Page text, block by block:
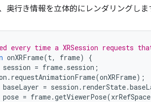
奥行き情報を立体的にレンダリングしま
every time a XRSession requests
onXRFrame(t, frame)
{
session = frame. session ;
. requestAnimationFrame(onXRFrame);
baseLayer = session . renderState.
pose = frame.getViewerPose(xrRefSpace